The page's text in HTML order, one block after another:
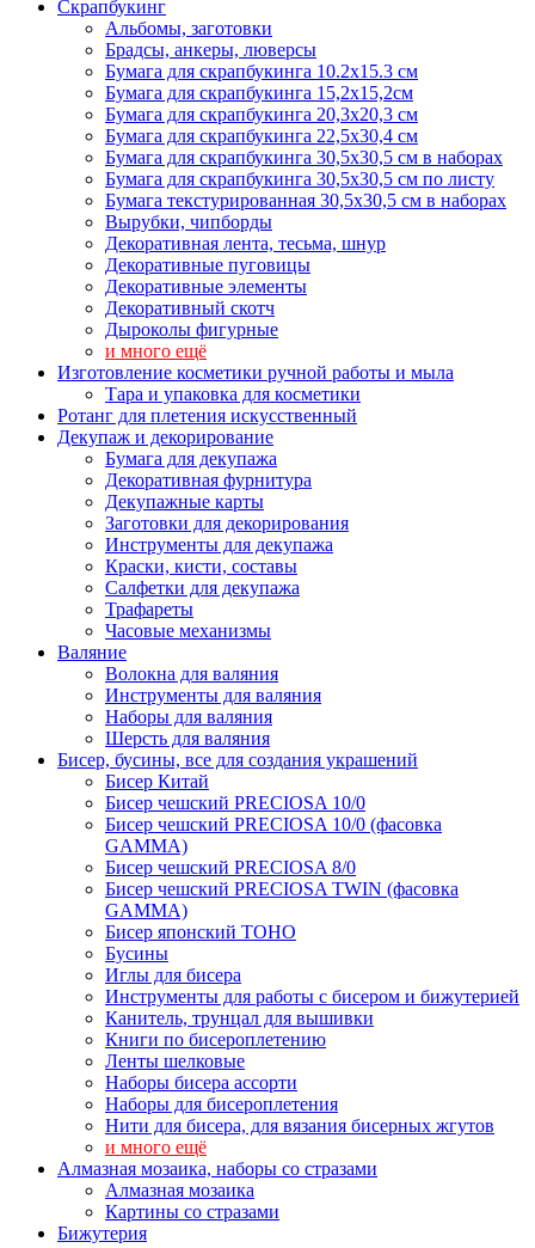
Скрапбукинг
Альбомы, заготовки
Брадсы, анкеры, люверсы
Бумага для скрапбукинга 10.2х15.3 см
Бумага для скрапбукинга 15,2х15,2см
Бумага для скрапбукинга 20,3х20,3 см
Бумага для скрапбукинга 22,5х30,4 см
Бумага для скрапбукинга 30,5х30,5 см в наборах
Бумага для скрапбукинга 30,5х30,5 см по листу
Бумага текстурированная 30,5х30,5 см в наборах
Вырубки, чипборды
Декоративная лента, тесьма, шнур
Декоративные пуговицы
Декоративные элементы
Декоративный скотч
Дыроколы фигурные
и много ещё
Изготовление косметики ручной работы и мыла
Тара и упаковка для косметики
Ротанг для плетения искусственный
Декупаж и декорирование
Бумага для декупажа
Декоративная фурнитура
Декупажные карты
Заготовки для декорирования
Инструменты для декупажа
Краски, кисти, составы
Салфетки для декупажа
Трафареты
Часовые механизмы
Валяние
Волокна для валяния
Инструменты для валяния
Наборы для валяния
Шерсть для валяния
Бисер, бусины, все для создания украшений
Бисер Китай
Бисер чешский PRECIOSA 10/0
Бисер чешский PRECIOSA 10/0 (фасовка
GAMMA)
Бисер чешский PRECIOSA 8/0
Бисер чешский PRECIOSA TWIN (фасовка
GAMMA)
Бисер японский TOHO
Бусины
Иглы для бисера
Инструменты для работы с бисером и бижутерией
Канитель, трунцал для вышивки
Книги по бисероплетению
Ленты шелковые
Наборы бисера ассорти
Наборы для бисероплетения
Нити для бисера, для вязания бисерных жгутов
и много ещё
Алмазная мозаика, наборы со стразами
Алмазная мозаика
Картины co стразами
Бижутерия